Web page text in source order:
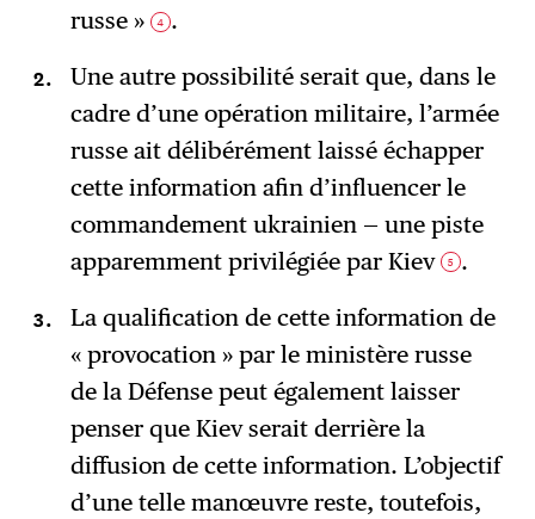
russe »
4 .
Une autre possibilité serait que, dans le
cadre d’une opération militaire, l’armée
russe ait délibérément laissé échapper
cette information afin d’influencer le
commandement ukrainien — une piste
apparemment privilégiée par Kiev 5 .
La qualification de cette information de
« provocation » par le ministère russe
de la Défense peut également laisser
penser que Kiev serait derrière la
diffusion de cette information. L’objectif
d’une telle manœuvre reste, toutefois,